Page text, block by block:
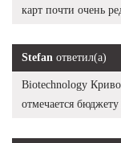
карт почти очень
Stefan ответил(а)
Biotechnology
отмечается